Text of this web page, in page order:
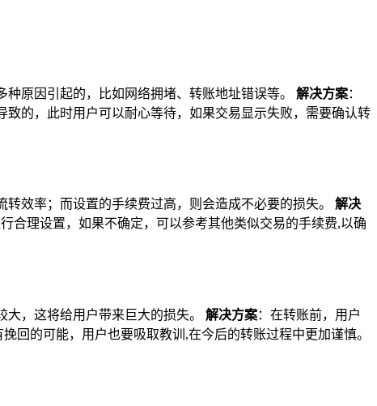
原因引起的，比如网络拥堵、转账地址错误等。 解决方案：
的，此时用户可以耐心等待，如果交易显示失败，需要确认转
效率；而设置的手续费过高，则会造成不必要的损失。 解决
合理设置，如果不确定，可以参考其他类似交易的手续费,以确
，这将给用户带来巨大的损失。 解决方案：在转账前，用户
挽回的可能，用户也要吸取教训,在今后的转账过程中更加谨慎。